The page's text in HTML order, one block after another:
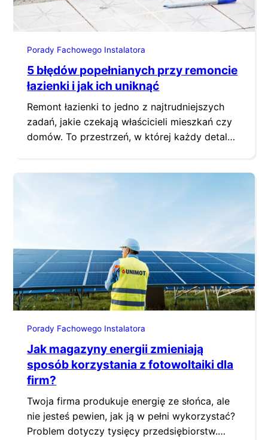
Porady Fachowego Instalatora
5 błędów popełnianych przy remoncie
łazienki i jak ich uniknąć
Remont łazienki to jedno z najtrudniejszych
zadań, jakie czekają właścicieli mieszkań czy
domów. To przestrzeń, w której każdy detal
Porady Fachowego Instalatora
Jak magazyny energii zmieniają
sposób korzystania z fotowoltaiki dla
firm?
Twoja firma produkuje energię ze słońca, ale
nie jesteś pewien, jak ją w pełni wykorzystać?
Problem dotyczy tysięcy przedsiębiorstw.